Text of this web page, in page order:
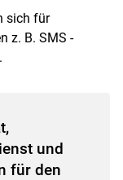
sich für
z. B. SMS -
und
für den